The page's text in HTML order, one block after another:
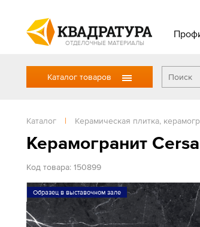
ОТДЕЛОЧНЫЕ МАТЕРИАЛЫ
Каталог товаров
Каталог | Керамическая плитка,
Керамогранит
Код товара: 150899
Образец в выставочном зале